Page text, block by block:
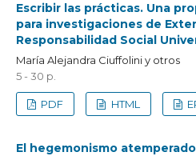
Escribir las prácticas. Una
para investigaciones de
Responsabilidad Social
María Alejandra Ciuffolini y otros
5 - 30 p.
PDF HTML
El hegemonismo